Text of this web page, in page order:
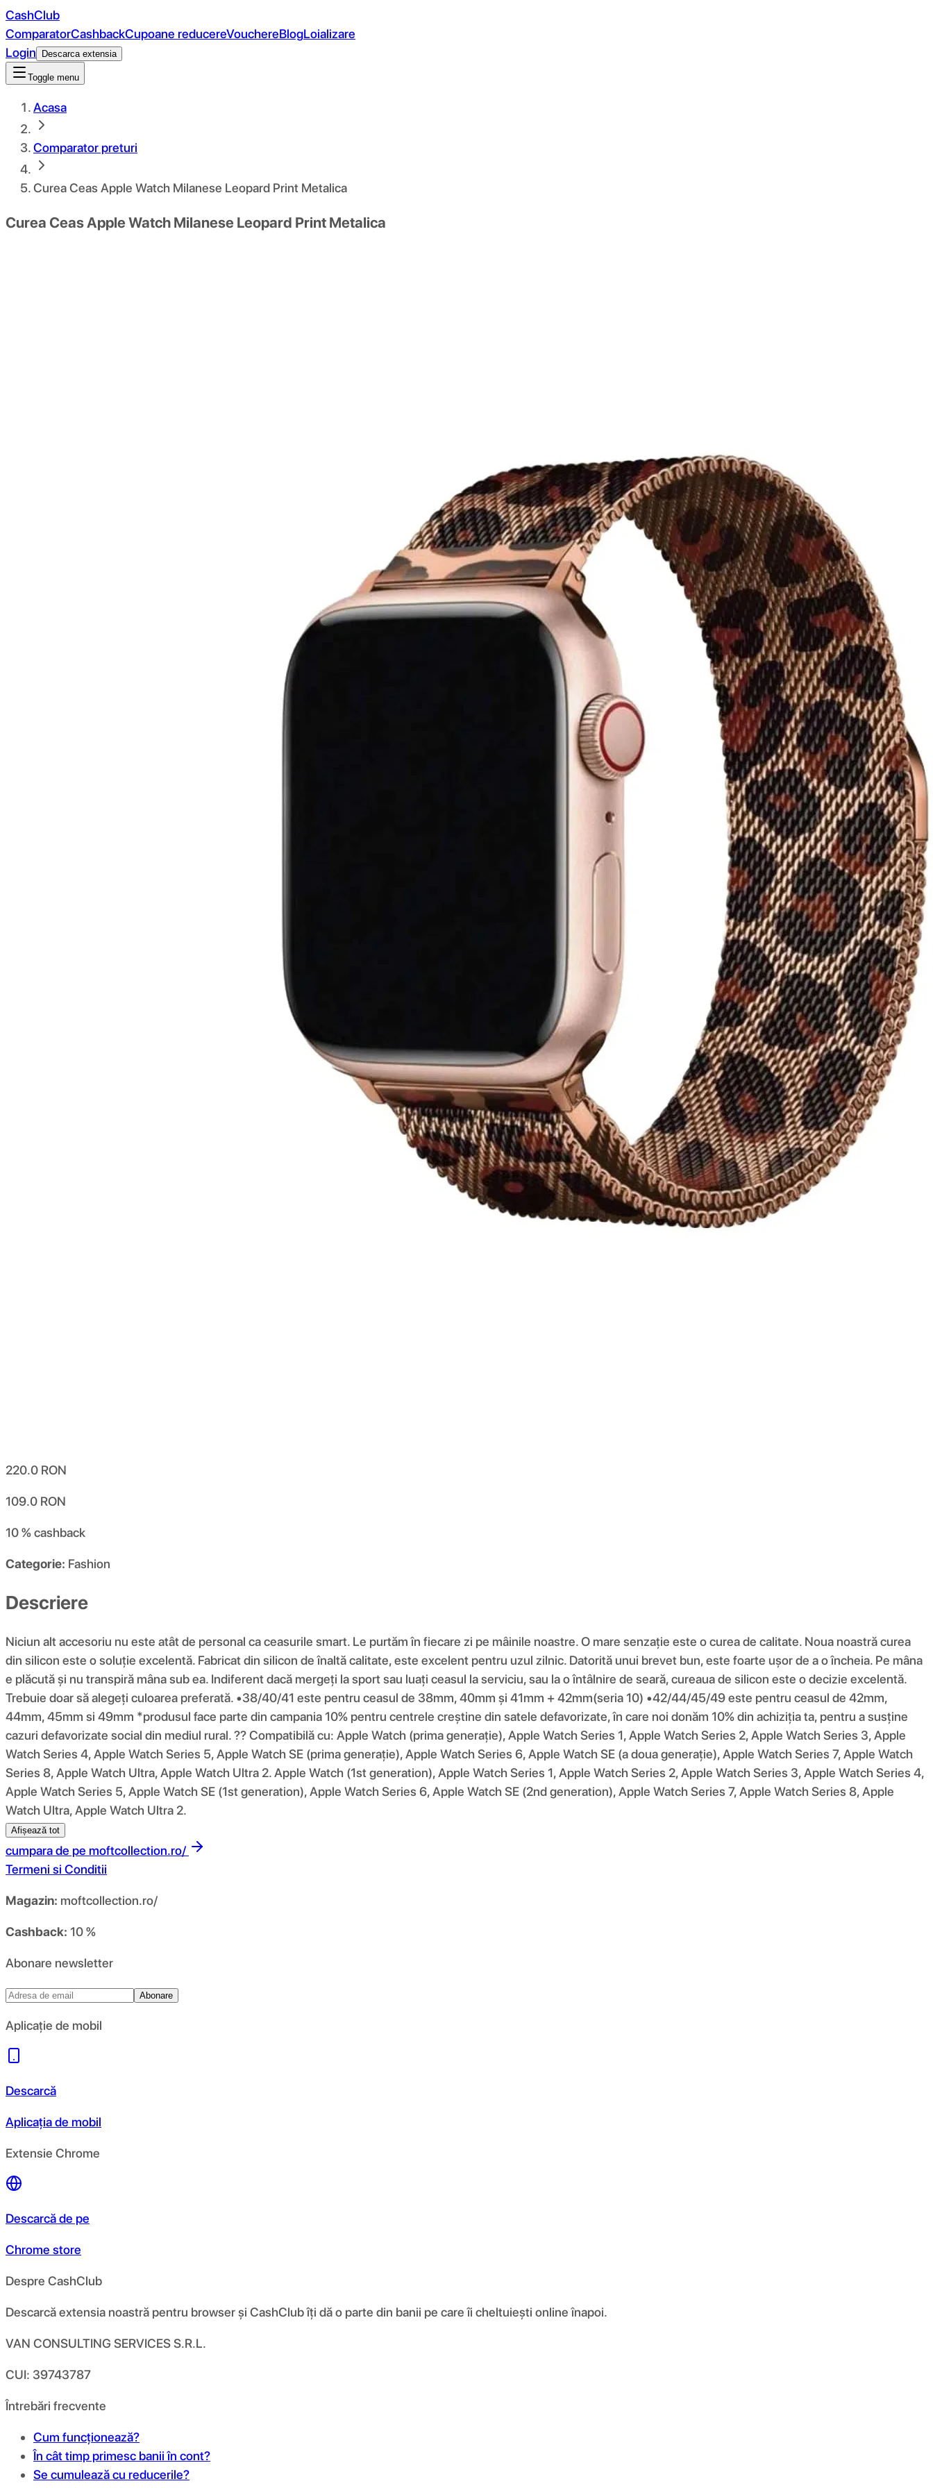
CashClub
ComparatorCashbackCupoane reducereVouchereBlogLoializare
Login
Descarca extensia
Toggle menu
Acasa
Comparator preturi
Curea Ceas Apple Watch Milanese Leopard Print Metalica
Curea Ceas Apple Watch Milanese Leopard Print Metalica
220.0 RON
109.0 RON
10 %cashback
Categorie: Fashion
Descriere
Niciun alt accesoriu nu este atât de personal ca ceasurile smart. Le purtăm în fiecare zi pe mâinile noastre. O mare senzație este o curea de calitate. Noua noastră curea
din silicon este o soluție excelentă. Fabricat din silicon de înaltă calitate, este excelent pentru uzul zilnic. Datorită unui brevet bun, este foarte ușor de a o încheia. Pe mâna
e plăcută și nu transpiră mâna sub ea. Indiferent dacă mergeți la sport sau luați ceasul la serviciu, sau la o întâlnire de seară, cureaua de silicon este o decizie excelentă.
Trebuie doar să alegeți culoarea preferată. •38/40/41 este pentru ceasul de 38mm, 40mm și 41mm + 42mm(seria 10) •42/44/45/49 este pentru ceasul de 42mm,
44mm, 45mm si 49mm *produsul face parte din campania 10% pentru centrele creștine din satele defavorizate, în care noi donăm 10% din achiziția ta, pentru a susține
cazuri defavorizate social din mediul rural. ?? Compatibilă cu: Apple Watch (prima generație), Apple Watch Series 1, Apple Watch Series 2, Apple Watch Series 3, Apple
Watch Series 4, Apple Watch Series 5, Apple Watch SE (prima generație), Apple Watch Series 6, Apple Watch SE (a doua generație), Apple Watch Series 7, Apple Watch
Series 8, Apple Watch Ultra, Apple Watch Ultra 2. Apple Watch (1st generation), Apple Watch Series 1, Apple Watch Series 2, Apple Watch Series 3, Apple Watch Series 4,
Apple Watch Series 5, Apple Watch SE (1st generation), Apple Watch Series 6, Apple Watch SE (2nd generation), Apple Watch Series 7, Apple Watch Series 8, Apple
Watch Ultra, Apple Watch Ultra 2.
Afișează tot
cumpara de pe moftcollection.ro/
Termeni si Conditii
Magazin: moftcollection.ro/
Cashback: 10 %
Abonare newsletter
Abonare
Aplicație de mobil
Descarcă
Aplicația de mobil
Extensie Chrome
Descarcă de pe
Chrome store
Despre CashClub
Descarcă extensia noastră pentru browser și CashClub îți dă o parte din banii pe care îi cheltuiești online înapoi.
VAN CONSULTING SERVICES S.R.L.
CUI: 39743787
Întrebări frecvente
Cum funcționează?
În cât timp primesc banii în cont?
Se cumulează cu reducerile?